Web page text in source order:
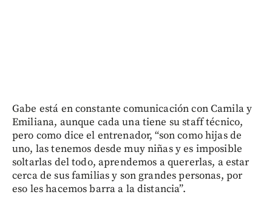
Gabe está en constante comunicación con Camila y
Emiliana, aunque cada una tiene su staff técnico,
pero como dice el entrenador, “son como hijas de
uno, las tenemos desde muy niñas y es imposible
soltarlas del todo, aprendemos a quererlas, a estar
cerca de sus familias y son grandes personas, por
eso les hacemos barra a la distancia”.